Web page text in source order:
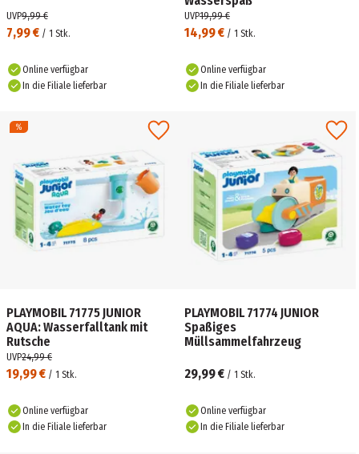
7,99 € / 1 Stk.
UVP9,99 €
Online verfügbar
In die Filiale lieferbar
14,99 € / 1 Stk.
UVP19,99 €
Online verfügbar
In die Filiale lieferbar
PLAYMOBIL 71775 JUNIOR
AQUA: Wasserfalltank mit
Rutsche
19,99 € / 1 Stk.
UVP24,99 €
Online verfügbar
In die Filiale lieferbar
PLAYMOBIL 71774 JUNIOR
Spaßiges
Müllsammelfahrzeug
29,99 € / 1 Stk.
Online verfügbar
In die Filiale lieferbar